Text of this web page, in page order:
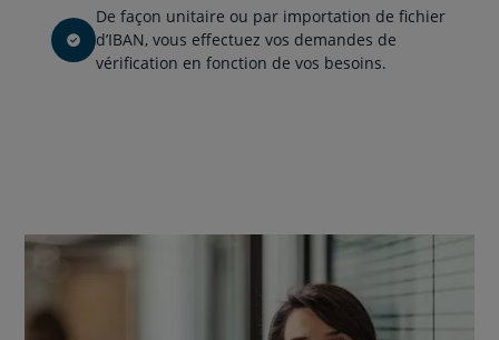
De façon unitaire ou par importation de fichier
d’IBAN, vous effectuez vos demandes de
vérification en fonction de vos besoins.